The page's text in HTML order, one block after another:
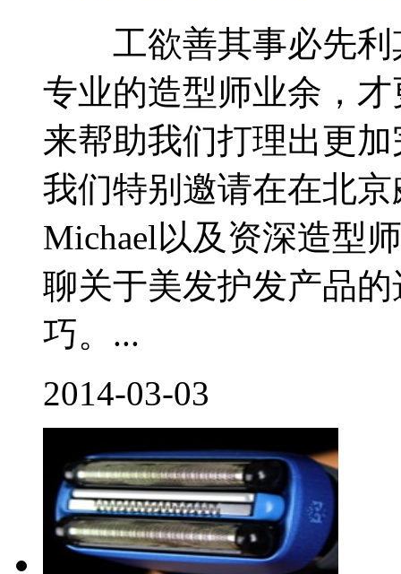
工欲善其事必先利
专业的造型师业余，
来帮助我们打理出更
我们特别邀请在在北
Michael以及资深造型
聊关于美发护发产品
巧。...
2014-03-03